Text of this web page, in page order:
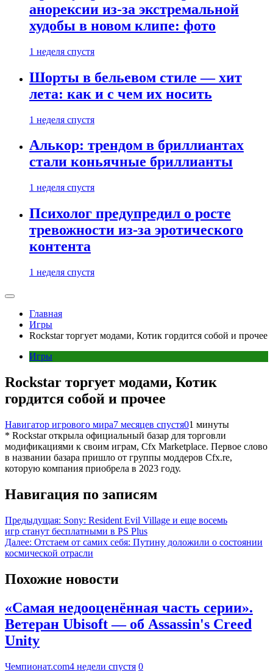
анорексии из-за экстремальной
худобы в новом клипе: фото
1 неделя спустя
Шорты в бельевом стиле — хит
лета: как и с чем их носить
1 неделя спустя
Алькор: трендом в бриллиантах
стали коньячные бриллианты
1 неделя спустя
Психолог предупредил о росте
тревожности из-за эротического
контента
1 неделя спустя
Главная
Игры
Rockstar торгует модами, Котик гордится собой и прочее
Игры
Rockstar торгует модами, Котик
гордится собой и прочее
Навигатор игрового мира7 месяцев спустя01 минуты
* Rockstar открыла официальный базар для торговли
модификациями к своим играм, Cfx Marketplace. Первое слово
в названии базара пришло от группы моддеров Cfx.re,
которую компания приобрела в 2023 году.
Навигация по записям
Предыдущая: Sony: Resident Evil Village и еще восемь
игр станут бесплатными в PS Plus
Далее: Отстаем от самих себя: Путину доложили о состоянии
космической отрасли
Похожие новости
«Самая недооценённая часть серии».
Ветеран Ubisoft — об Assassin's Creed
Unity
Чемпионат.com4 недели спустя 0